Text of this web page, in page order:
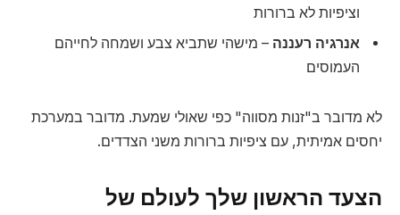
וציפיות לא ברורות
אנרגיה רעננה – מישהי שתביא צבע ושמחה לחייהם
העמוסים
לא מדובר ב"זנות מסווה" כפי שאולי שמעת. מדובר במערכת
יחסים אמיתית, עם ציפיות ברורות משני הצדדים.
הצעד הראשון שלך לעולם של